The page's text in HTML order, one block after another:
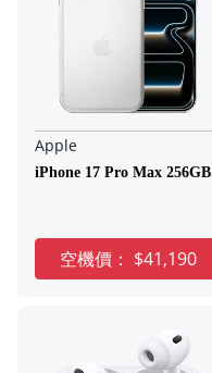
Apple
iPhone 17 Pro Max 256GB
空機價： $41,190